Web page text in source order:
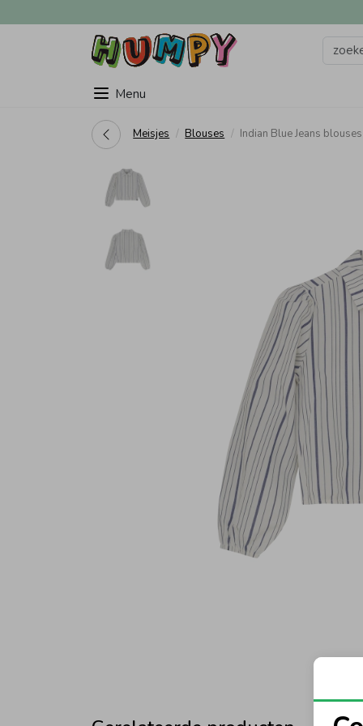
Menu
Meisjes Blouses Indian Blue Jeans